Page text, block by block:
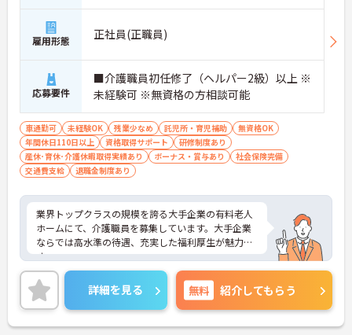
雇用形態 正社員(正職員)
応募要件
■介護職員初任修了（ヘルパー2級）以上 ※
未経験可 ※無資格の方相談可能
車通勤可 未経験OK 残業少なめ 託児所・育児補助
無資格OK
年間休日110日以上
資格取得サポート
研修制度あり
産休･育休･介護休暇取得実績あり
ボーナス・賞与あり
社会保険完備
交通費支給
退職金制度あり
業界トップクラスの規模を誇る大手企業の有料老人
ホームにて、介護職員を募集しています。大手企業
ならでは高水準の待遇、充実した福利厚生が魅力で
す。
ご興味ある方には、面接対策ポイントなど、さらに
詳細をお話しいたしますのでお気軽にご相談くださ
い。
詳細を見る 無料 紹介してもらう